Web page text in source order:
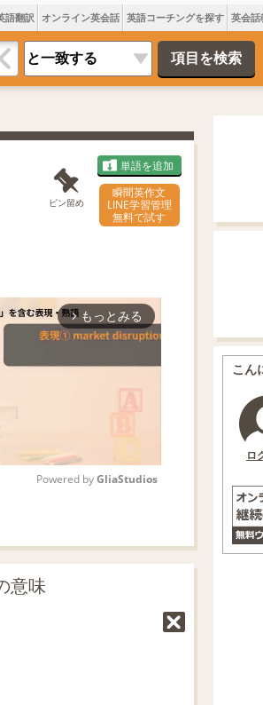
語翻訳 オンライン英会話 英語コーチングを探す 英会話
ピン留め
単語を追加
瞬間英作文
LINE学習管理
無料で試す
arrow_forward_ios もっとみる
Powered by GliaStudios
意味
こん
ロ